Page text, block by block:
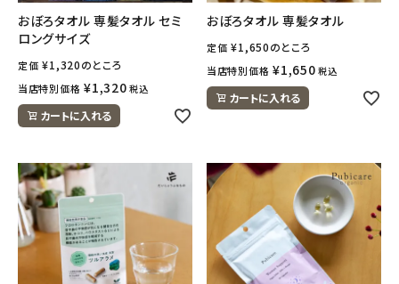
おぼろタオル 専髪タオル セミ
ロングサイズ
定価 ¥1,320のところ
当店特別価格 ¥1,320 税込
カートに入れる
おぼろタオル 専髪タオル
定価 ¥1,650のところ
当店特別価格 ¥1,650 税込
カートに入れる